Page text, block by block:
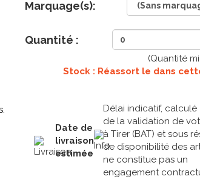
Marquage(s):
Quantité :
(Quantité
Stock : Réassort le dans
Date de
livraison
estimée
Délai indicatif, calculé
de la validation de
à Tirer (BAT) et sous
de disponibilité des
ne constitue pas un
engagement